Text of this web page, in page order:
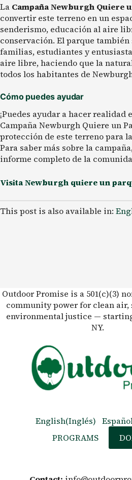
La Campaña Newburgh Quiere
convertir este terreno en un
senderismo, educación al aire
conservación. El parque
familias, estudiantes y
aire libre, haciendo que la
todos los habitantes de
Cómo puedes ayudar
¡Puedes ayudar a hacer realidad
Campaña Newburgh Quiere un
protección de este terreno para
Para saber más sobre la
informe completo de la
Visita Newburgh quiere un
This post is also available in:
Outdoor Promise is a 501(c)(3)
community power for clean air,
environmental justice —
NY.
English(Inglés)
PROGRAMS